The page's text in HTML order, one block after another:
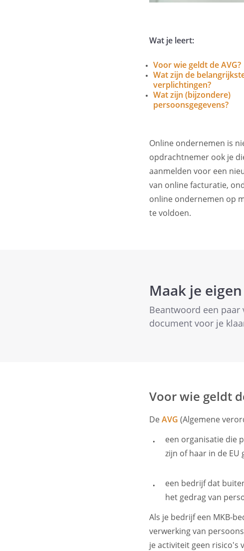
Wat je leert:
Voor wie geldt de AVG?
Wat zijn de
verplichtingen?
Wat zijn (bijzondere)
persoonsgegevens?
Online ondernemen is
opdrachtnemer ook je
aanmelden voor een
van online facturatie,
online ondernemen op
te voldoen.
Maak je
Beantwoord een paar
document voor je
Voor wie geldt
DeAVG (Algemene
een organisatie die
zijn of haar in de
een bedrijf dat
het gedrag van
Als je bedrijf een MKB-
verwerking van
je activiteit geen risico's